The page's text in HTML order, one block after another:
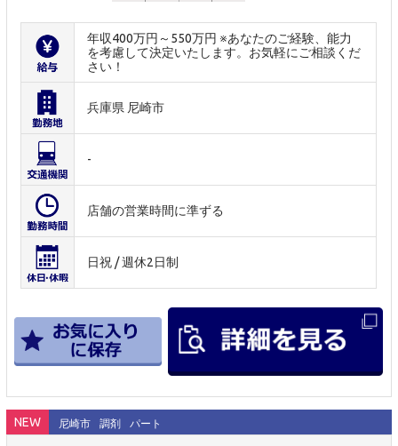
年収400万円～550万円 ※あなたのご経験、能力
を考慮して決定いたします。お気軽にご相談くだ
さい！
兵庫県 尼崎市
-
店舗の営業時間に準ずる
日祝 / 週休2日制
NEW 尼崎市 調剤 パート